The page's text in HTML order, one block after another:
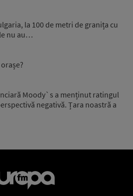
la 100 de metri de granița cu
nu au…
Moody`s a menținut ratingul
negativă. Țara noastră a